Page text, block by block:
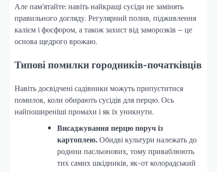
Але пам’ятайте: навіть найкращі сусіди не замінять
правильного догляду. Регулярний полив, підживлення
калієм і фосфором, а також захист від заморозків – це
основа щедрого врожаю.
Типові помилки городників-початківців
Навіть досвідчені садівники можуть припуститися
помилок, коли обирають сусідів для перцю. Ось
найпоширеніші промахи і як їх уникнути.
Висаджування перцю поруч із
картоплею.Обидві культури належать до
родини пасльонових, тому приваблюють
тих самих шкідників, як-от колорадський